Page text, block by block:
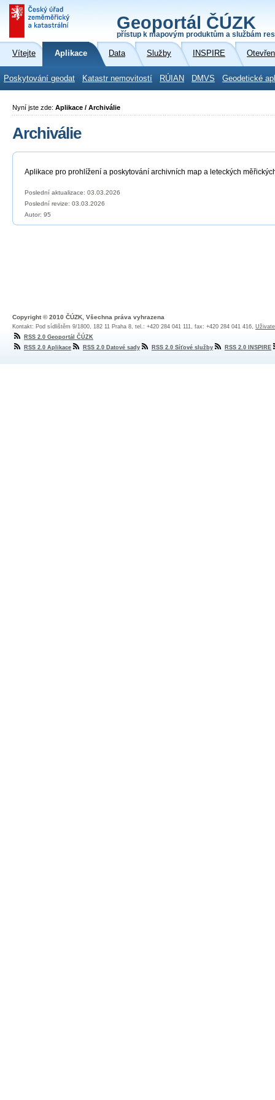
Geoportál ČÚZK
přístup k mapovým produktům a službám
Vítejte Aplikace Data Služby INSPIRE
Poskytování geodat Katastr nemovitostí RÚIAN DMVS Geodetické
Nyní jste zde: Aplikace / Archiválie
Archiválie
Aplikace pro prohlížení a poskytování archivních map a leteckých
Poslední aktualizace: 03.03.2026
Poslední revize: 03.03.2026
Autor: 95
Copyright © 2010 ČÚZK, Všechna práva vyhrazena
Kontakt: Pod sídlištěm 9/1800, 182 11 Praha 8, tel.: +420 284 041 111, fax: +420 284 041 416,
RSS 2.0 Geoportál ČÚZK
RSS 2.0 Aplikace
RSS 2.0 Datové sady RSS 2.0 Síťové služby RSS 2.0 INSPIRE